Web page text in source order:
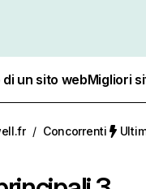
un sito webMigliori
/ Concorrenti